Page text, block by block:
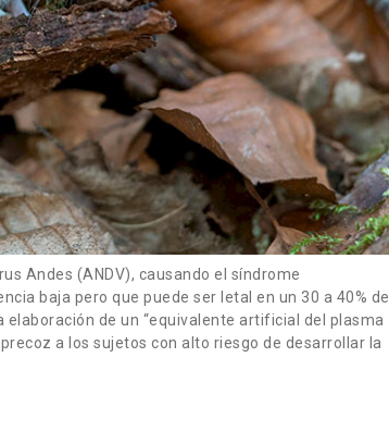
Andes (ANDV), causando el síndrome
baja pero que puede ser letal en un 30 a 40% de
de un “equivalente artificial del plasma
a los sujetos con alto riesgo de desarrollar la